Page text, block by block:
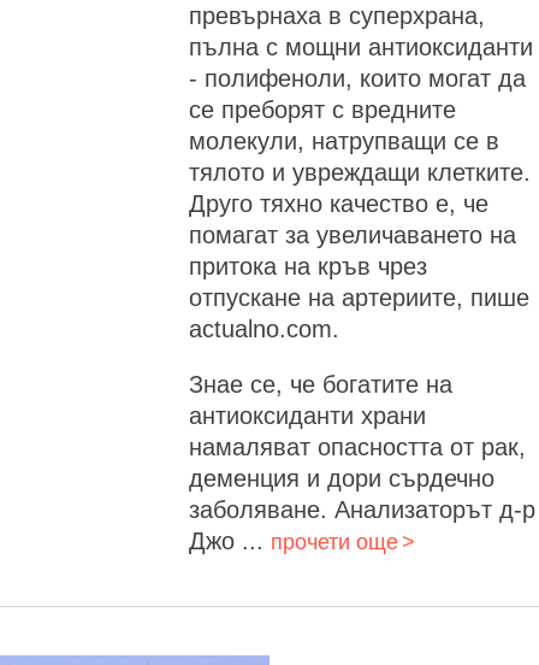
превърнаха в суперхрана,
пълна с мощни антиоксиданти
- полифеноли, които могат да
се преборят с вредните
молекули, натрупващи се в
тялото и увреждащи клетките.
Друго тяхно качество е, че
помагат за увеличаването на
притока на кръв чрез
отпускане на артериите, пише
actualno.com.
Знае се, че богатите на
антиоксиданти храни
намаляват опасността от рак,
деменция и дори сърдечно
заболяване. Анализаторът д-р
Джо ... прочети още